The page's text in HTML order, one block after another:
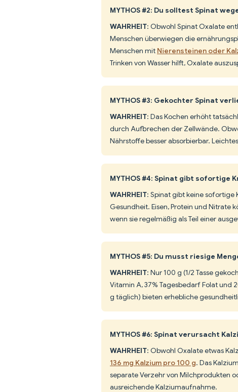
MYTHOS #2: Du solltest Spinat
WAHRHEIT: Obwohl Spinat Oxalate
Menschen überwiegen die
Menschen mit Nierensteinen oder
Trinken von Wasser hilft, Oxalate
MYTHOS #3: Gekochter Spinat
WAHRHEIT: Das Kochen erhöht
durch Aufbrechen der Zellwände.
Nährstoffe besser absorbierbar.
MYTHOS #4: Spinat gibt sofortige
WAHRHEIT: Spinat gibt keine
Gesundheit. Eisen, Protein und Nitrate
wenn sie regelmäßig als Teil einer
MYTHOS #5: Du musst riesige
WAHRHEIT: Nur 100 g (1/2 Tasse
Vitamin A, 37% Tagesbedarf Folat und
g täglich) bieten erhebliche
MYTHOS #6: Spinat verursacht
WAHRHEIT: Obwohl Oxalate etwas
136 mg Kalzium pro 100 g. Das
separate Verzehr von Milchprodukten
ausreichende Kalziumaufnahme.